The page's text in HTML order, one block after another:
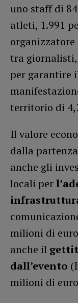
uno staff di
atleti, 1.991
tra giornalisti,
per garantire
territorio di
Il valore
dalla
anche gli
locali per
milioni di
anche il
dall’evento
milioni di